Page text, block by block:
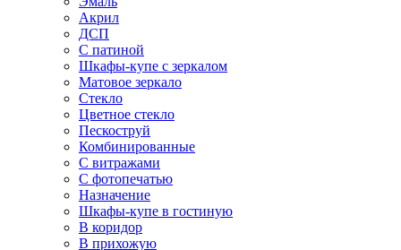
Акрил
ДСП
С патиной
Шкафы-купе с зеркалом
Матовое зеркало
Стекло
Цветное стекло
Пескоструй
Комбинированные
С витражами
С фотопечатью
Назначение
Шкафы-купе в гостиную
В коридор
В прихожую